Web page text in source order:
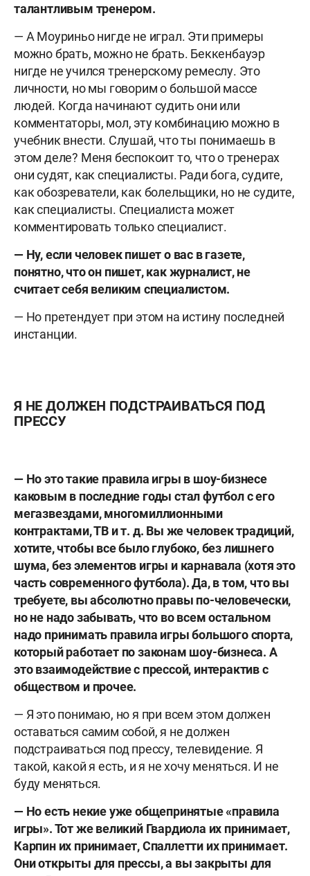
талантливым тренером.
— А Моуриньо нигде не играл. Эти примеры
можно брать, можно не брать. Беккенбауэр
нигде не учился тренерскому ремеслу. Это
личности, но мы говорим о большой массе
людей. Когда начинают судить они или
комментаторы, мол, эту комбинацию можно в
учебник внести. Слушай, что ты понимаешь в
этом деле? Меня беспокоит то, что о тренерах
они судят, как специалисты. Ради бога, судите,
как обозреватели, как болельщики, но не судите,
как специалисты. Специалиста может
комментировать только специалист.
— Ну, если человек пишет о вас в газете,
понятно, что он пишет, как журналист, не
считает себя великим специалистом.
— Но претендует при этом на истину последней
инстанции.
Я НЕ ДОЛЖЕН ПОДСТРАИВАТЬСЯ ПОД
ПРЕССУ
— Но это такие правила игры в шоу-бизнесе
каковым в последние годы стал футбол с его
мегазвездами, многомиллионными
контрактами, ТВ и т. д. Вы же человек традиций,
хотите, чтобы все было глубоко, без лишнего
шума, без элементов игры и карнавала (хотя это
часть современного футбола). Да, в том, что вы
требуете, вы абсолютно правы по-человечески,
но не надо забывать, что во всем остальном
надо принимать правила игры большого спорта,
который работает по законам шоу-бизнеса. А
это взаимодействие с прессой, интерактив с
обществом и прочее.
— Я это понимаю, но я при всем этом должен
оставаться самим собой, я не должен
подстраиваться под прессу, телевидение. Я
такой, какой я есть, и я не хочу меняться. И не
буду меняться.
— Но есть некие уже общепринятые «правила
игры». Тот же великий Гвардиола их принимает,
Карпин их принимает, Спаллетти их принимает.
Они открыты для прессы, а вы закрыты для